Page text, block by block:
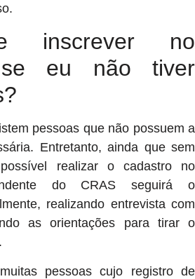
inscrever no
se eu não tiver
pessoas que não possuem a
Entretanto, ainda que sem
realizar o cadastro no
do CRAS seguirá o
realizando entrevista com
as orientações para tirar o
pessoas cujo registro de